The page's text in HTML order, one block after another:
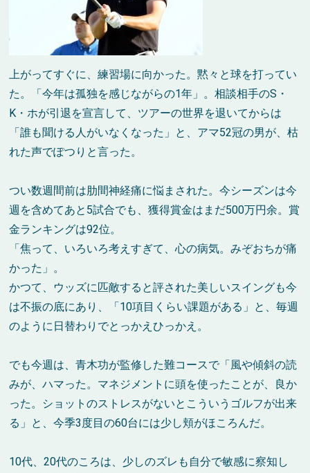
上がってすぐに、練習場に向かった。黙々と球を打ってい
た。「今年は孤独を感じながらの1年」。相談相手のS・
K・ホが引退を宣言して、ツアーの世界を退いてからは
「誰も聞ける人がいなくなった」と、アマ52冠の男が、枯
れた声でぽつりと言った。
つい数週間前は肋間神経痛に悩まされた。今シーズンは今
週を含めてあと5試合でも、獲得賞金はまだ500万円余。賞
金ランキングは92位。
「焦って、いろいろ考えすぎて、心の病気。みぞおちが痛
かった」。
かつて、ウッズに匹敵すると評された美しいスイングも今
は不振の底にあり、「10項目くらい課題がある」と、毎週
のように日替わりでとっかえひっかえ。
でも今週は、青木功が監修した難コースで「風や傾斜の読
みが、ハマった。マネジメントに頭を使ったことが、良か
った。ショットのストレスがないとこういうゴルフが出来
る」と、今季3度目の60台には少し頬がほころんだ。
10代、20代のころは、少しのズレも自分で敏感に察知し